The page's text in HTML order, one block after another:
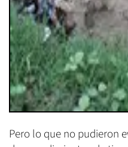
Pero lo que no pudieron